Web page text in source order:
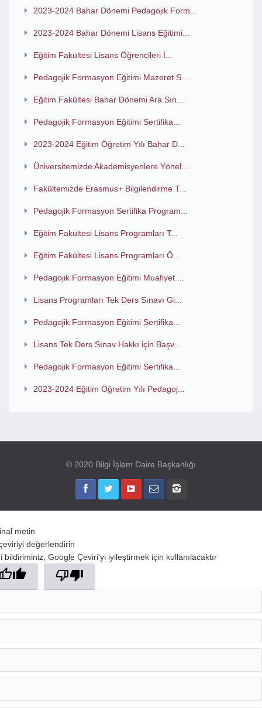
2023-2024 Bahar Dönemi Pedagojik Form...
2023-2024 Bahar Dönemi Lisans Eğitimi...
Eğitim Fakültesi Lisans Öğrencileri İ...
Pedagojik Formasyon Eğitimi Mazeret S...
Eğitim Fakültesi Bahar Dönemi Ara Sın...
Pedagojik Formasyon Eğitimi Sertifika...
2023-2024 Eğitim Öğretim Yılı Bahar D...
Üniversitemizde Akademisyenlere Yönel...
Fakültemizde Erasmus+ Bilgilendirme T...
Pedagojik Formasyon Sertifika Program...
Eğitim Fakültesi Lisans Programları T...
Eğitim Fakültesi Lisans Programları Ö...
Pedagojik Formasyon Eğitimi Muafiyet ...
Lisans Programları Tek Ders Sınavı Gi...
Pedagojik Formasyon Eğitimi Sertifika...
Lisans Tek Ders Sınav Hakkı için Başv...
Pedagojik Formasyon Eğitimi Sertifika...
2023-2024 Eğitim Öğretim Yılı Pedagoj...
© 2020 Bilgi İşlem Daire Başkanlığı
metin
değerlendirin
bildiriminiz, Google Çeviri'yi iyileştirmek için kullanılacaktır